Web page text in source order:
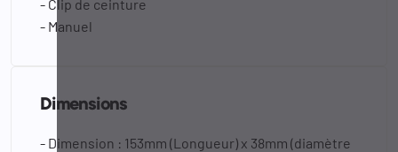
- Clip de ceinture
- Manuel
Dimensions
- Dimension : 153mm (Longueur) x 38mm (diamètre